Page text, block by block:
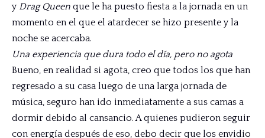
y Drag Queen que le ha puesto fiesta a la jornada en un
momento en el que el atardecer se hizo presente y la
noche se acercaba.
Una experiencia que dura todo el día, pero no agota
Bueno, en realidad si agota, creo que todos los que han
regresado a su casa luego de una larga jornada de
música, seguro han ido inmediatamente a sus camas a
dormir debido al cansancio. A quienes pudieron seguir
con energía después de eso, debo decir que los envidio